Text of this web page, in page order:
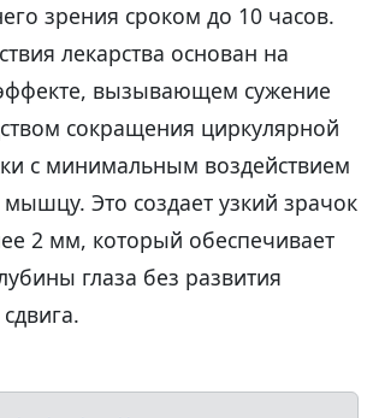
зрения сроком до 10 часов.
лекарства основан на
вызывающем сужение
сокращения циркулярной
с минимальным воздействием
Это создает узкий зрачок
2 мм, который обеспечивает
глаза без развития